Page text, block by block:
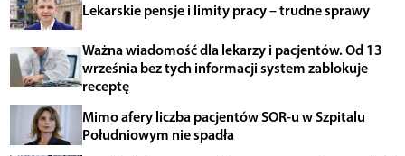
Lekarskie pensje i limity pracy – trudne sprawy
Ważna wiadomość dla lekarzy i pacjentów. Od 13
września bez tych informacji system zablokuje
receptę
Mimo afery liczba pacjentów SOR-u w Szpitalu
Południowym nie spadła